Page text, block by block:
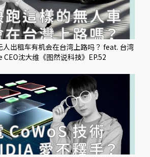
人出租车有机会在台湾上路吗？ feat. 台湾
沈大维《图然说科技》EP.52